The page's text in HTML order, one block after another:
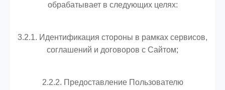
обрабатывает в следующих целях:
3.2.1. Идентификация стороны в рамках сервисов,
соглашений и договоров с Сайтом;
2.2.2. Предоставление Пользователю